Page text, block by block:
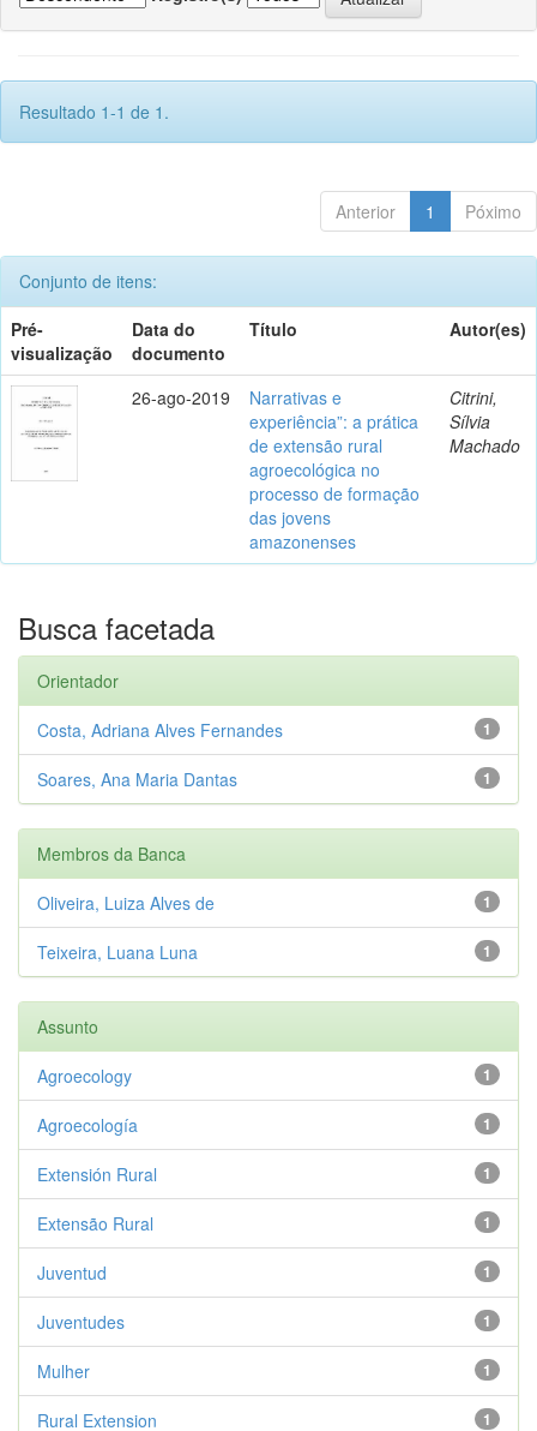
Resultado 1-1 de 1.
Anterior 1 Póximo
Conjunto de itens:
Pré-
visualização
Data do
documento
Título Autor(es)
26-ago-2019
Narrativas e
experiência”: a prática
de extensão rural
agroecológica no
processo de formação
das jovens
amazonenses
Citrini,
Sílvia
Machado
Busca facetada
Orientador
1
Costa, Adriana Alves Fernandes
1
Soares, Ana Maria Dantas
Membros da Banca
1
Oliveira, Luiza Alves de
1
Teixeira, Luana Luna
Assunto
1
Agroecology
1
Agroecología
1
Extensión Rural
1
Extensão Rural
1
Juventud
1
Juventudes
1
Mulher
1
Rural Extension